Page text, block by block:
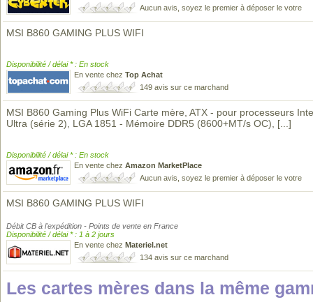
Aucun avis, soyez le premier à déposer le votre
MSI B860 GAMING PLUS WIFI
Disponibilité / délai * : En stock
En vente chez Top Achat
149 avis sur ce marchand
MSI B860 Gaming Plus WiFi Carte mère, ATX - pour processeurs
Ultra (série 2), LGA 1851 - Mémoire DDR5 (8600+MT/s OC), [...]
Disponibilité / délai * : En stock
En vente chez Amazon MarketPlace
Aucun avis, soyez le premier à déposer le votre
MSI B860 GAMING PLUS WIFI
Débit CB à l'expédition - Points de vente en France
Disponibilité / délai * : 1 à 2 jours
En vente chez Materiel.net
134 avis sur ce marchand
Les cartes mères dans la même